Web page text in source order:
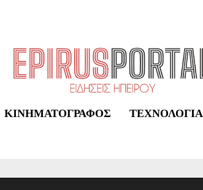
ΚΙΝΗΜΑΤΟΓΡΆΦΟΣ ΤΕΧΝΟΛΟΓΊΑ